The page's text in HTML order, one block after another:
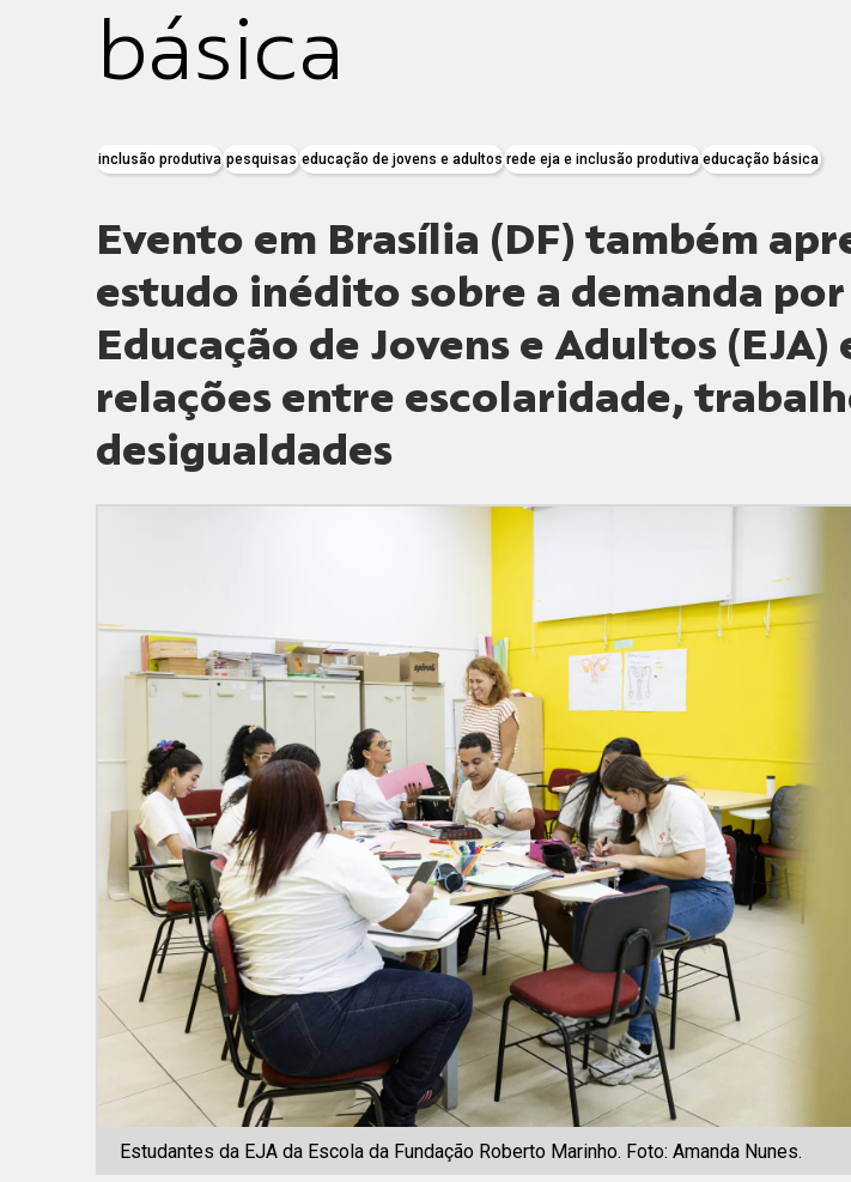
básica
inclusão produtiva pesquisas educação de jovens e adultos rede eja e inclusão produtiva educação básica
Evento em Brasília (DF) também
estudo inédito sobre a demanda por
Educação de Jovens e Adultos (EJA)
relações entre escolaridade,
desigualdades
Estudantes da EJA da Escola da Fundação Roberto Marinho. Foto: Amanda Nunes.